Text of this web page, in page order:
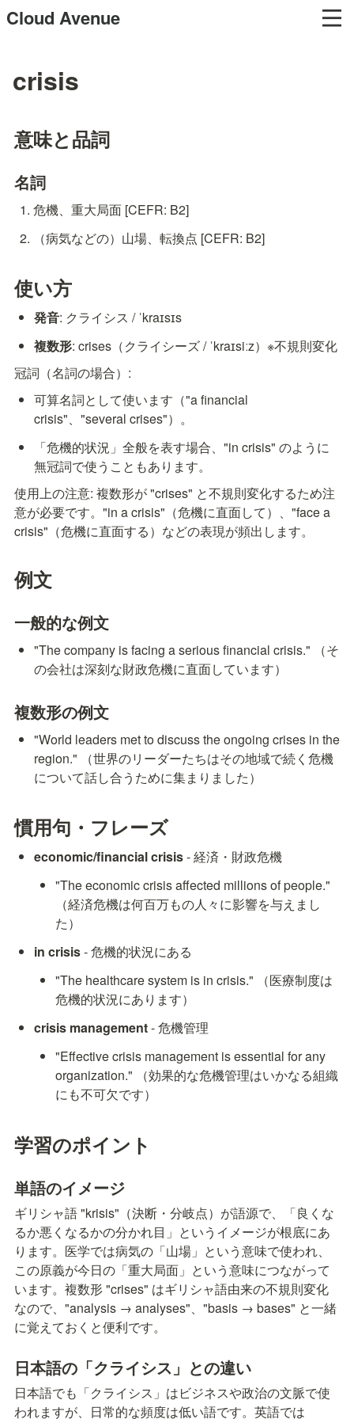
Cloud Avenue
crisis
意味と品詞
名詞
危機、重大局面 [CEFR: B2]
（病気などの）山場、転換点 [CEFR: B2]
使い方
発音: クライシス / ˈkraɪsɪs
複数形: crises（クライシーズ / ˈkraɪsiːz）※不規則変化
冠詞（名詞の場合）:
可算名詞として使います（"a financial
crisis"、"several crises"）。
「危機的状況」全般を表す場合、"in crisis" のように
無冠詞で使うこともあります。
使用上の注意: 複数形が "crises" と不規則変化するため注
意が必要です。"in a crisis"（危機に直面して）、"face a
crisis"（危機に直面する）などの表現が頻出します。
例文
一般的な例文
"The company is facing a serious financial crisis." （そ
の会社は深刻な財政危機に直面しています）
複数形の例文
"World leaders met to discuss the ongoing crises in the
region." （世界のリーダーたちはその地域で続く危機
について話し合うために集まりました）
慣用句・フレーズ
economic/financial crisis - 経済・財政危機
"The economic crisis affected millions of people."
（経済危機は何百万もの人々に影響を与えまし
た）
in crisis - 危機的状況にある
"The healthcare system is in crisis." （医療制度は
危機的状況にあります）
crisis management - 危機管理
"Effective crisis management is essential for any
organization." （効果的な危機管理はいかなる組織
にも不可欠です）
学習のポイント
単語のイメージ
ギリシャ語 "krisis"（決断・分岐点）が語源で、「良くな
るか悪くなるかの分かれ目」というイメージが根底にあ
ります。医学では病気の「山場」という意味で使われ、
この原義が今日の「重大局面」という意味につながって
います。複数形 "crises" はギリシャ語由来の不規則変化
なので、"analysis → analyses"、"basis → bases" と一緒
に覚えておくと便利です。
日本語の「クライシス」との違い
日本語でも「クライシス」はビジネスや政治の文脈で使
われますが、日常的な頻度は低い語です。英語では